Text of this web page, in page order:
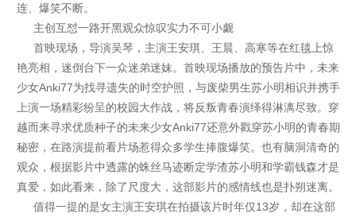
连、爆笑不断。
主创互怼一路开黑观众惊叹实力不可小觑
首映现场，导演吴琴，主演王安琪、王晨、高寒等在红毯上惊
艳亮相，迷倒台下一众迷弟迷妹。首映现场播放的预告片中， 未来
少女Anki77为找寻遗失的时空护照，与废柴男生苏小明相识并携手
上演一场精彩纷呈的校园大作战，将反叛青春演绎得淋漓尽致。穿
越而来寻求优质种子的未来少女Anki77还意外戳穿苏小明的青春期
秘密，在路演提前看片场惹得众多学生捧腹爆笑。也有脑洞清奇的
观众，根据影片中透露的蛛丝马迹断定学渣苏小明和学霸钱森才是
真爱，如此看来，除了尺度大，这部影片的感情线也是扑朔迷离。
值得一提的是女主演王安琪在拍摄该片时年仅13岁，却在这部